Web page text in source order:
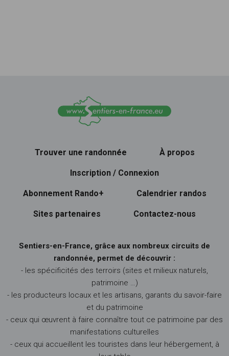
Trouver une randonnée À propos
Inscription / Connexion
Abonnement Rando+ Calendrier randos
Sites partenaires Contactez-nous
Sentiers-en-France, grâce aux nombreux circuits de
randonnée, permet de découvrir :
- les spécificités des terroirs (sites et milieux naturels,
patrimoine …)
- les producteurs locaux et les artisans, garants du savoir-faire
et du patrimoine
- ceux qui œuvrent à faire connaître tout ce patrimoine par des
manifestations culturelles
- ceux qui accueillent les touristes dans leur hébergement, à